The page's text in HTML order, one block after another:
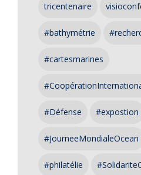
tricentenaire
#bathymétrie
#cartesmarines
#Défense #expostion
#JourneeMondialeOcean
#philatélie